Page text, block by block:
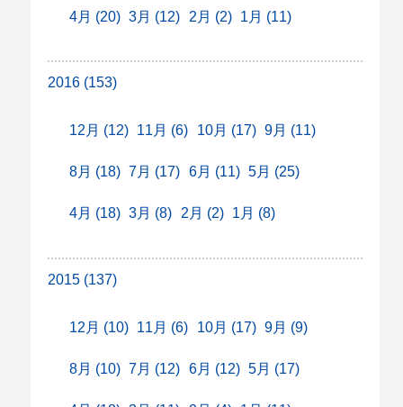
4月 (20) 3月 (12) 2月 (2) 1月 (11)
2016 (153)
12月 (12) 11月 (6) 10月 (17) 9月 (11)
8月 (18) 7月 (17) 6月 (11) 5月 (25)
4月 (18) 3月 (8) 2月 (2) 1月 (8)
2015 (137)
12月 (10) 11月 (6) 10月 (17) 9月 (9)
8月 (10) 7月 (12) 6月 (12) 5月 (17)